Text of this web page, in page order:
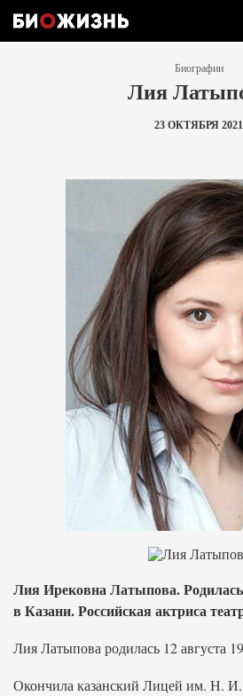
Биографии
Лия
23 ОКТЯБРЯ 2021
Лия Ирековна Латыпова. Родилась
в Казани. Российская актриса
Лия Латыпова родилась 12 августа
Окончила казанский Лицей им. Н. И.